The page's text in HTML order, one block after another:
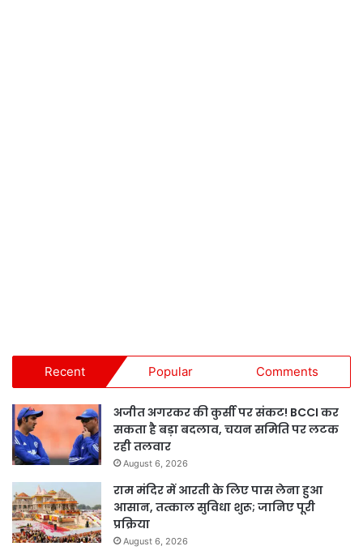
Recent Popular Comments
अजीत अगरकर की कुर्सी पर संकट! BCCI कर
सकता है बड़ा बदलाव, चयन समिति पर लटक
रही तलवार
August 6, 2026
राम मंदिर में आरती के लिए पास लेना हुआ
आसान, तत्काल सुविधा शुरू; जानिए पूरी
प्रक्रिया
August 6, 2026